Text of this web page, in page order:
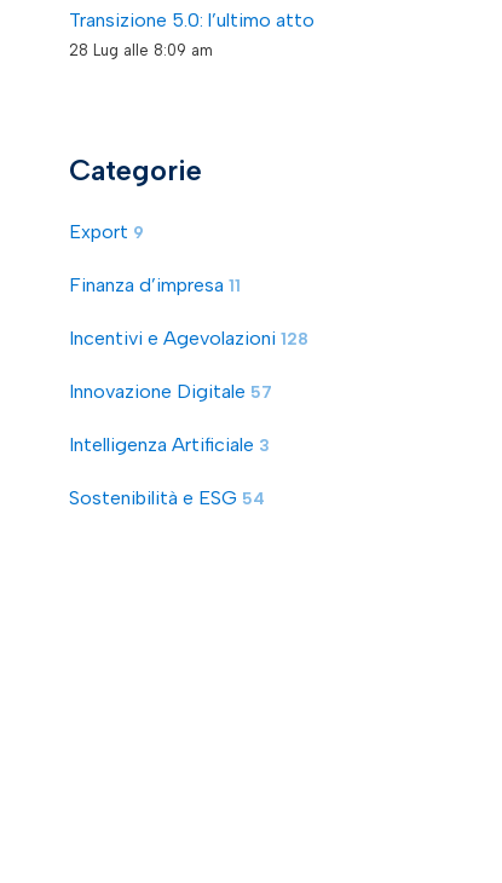
Transizione 5.0: l’ultimo atto
28 Lug alle 8:09 am
Categorie
Export 9
Finanza d’impresa 11
Incentivi e Agevolazioni 128
Innovazione Digitale 57
Intelligenza Artificiale 3
Sostenibilità e ESG 54